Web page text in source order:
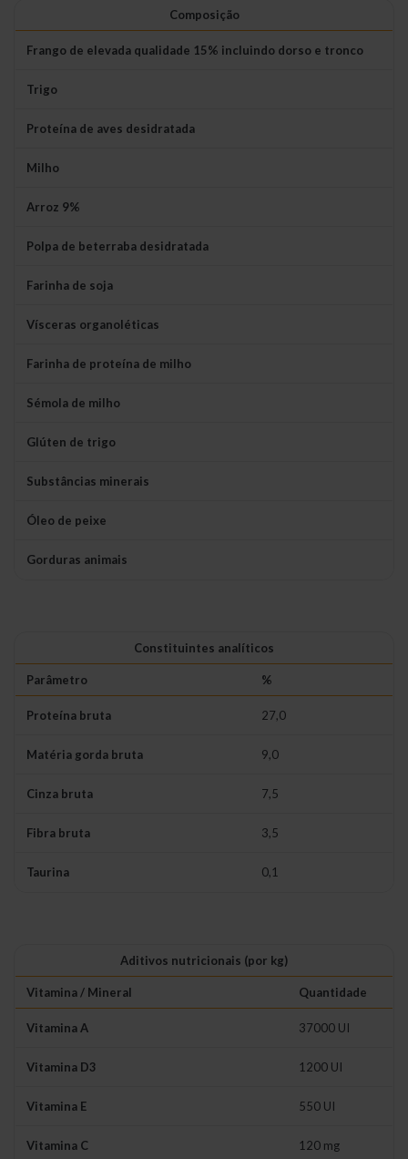
Composição
Frango de elevada qualidade 15% incluindo dorso e tronco
Trigo
Proteína de aves desidratada
Milho
Arroz 9%
Polpa de beterraba desidratada
Farinha de soja
Vísceras organoléticas
Farinha de proteína de milho
Sémola de milho
Glúten de trigo
Substâncias minerais
Óleo de peixe
Gorduras animais
Constituintes analíticos
Parâmetro %
Proteína bruta 27,0
Matéria gorda bruta 9,0
Cinza bruta 7,5
Fibra bruta 3,5
Taurina 0,1
Aditivos nutricionais (por kg)
Vitamina / Mineral Quantidade
Vitamina A 37000 UI
Vitamina D3 1200 UI
Vitamina E 550 UI
Vitamina C 120 mg